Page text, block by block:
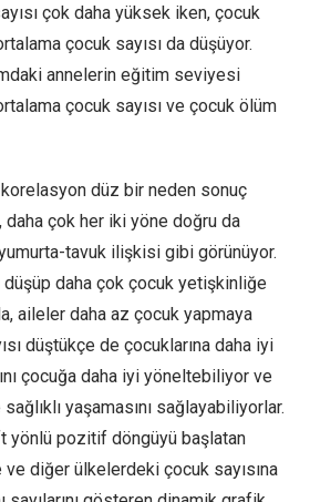
çok daha yüksek iken, çocuk
çocuk sayısı da düşüyor.
annelerin eğitim seviyesi
çocuk sayısı ve çocuk ölüm
düz bir neden sonuç
çok her iki yöne doğru da
tavuk ilişkisi gibi görünüyor.
düşüp daha çok çocuk yetişkinliğe
aileler daha az çocuk yapmaya
düştükçe de çocuklarına daha iyi
çocuğa daha iyi yöneltebiliyor ve
yaşamasını sağlayabiliyorlar.
yönlü pozitif döngüyü başlatan
diğer ülkelerdeki çocuk sayısına